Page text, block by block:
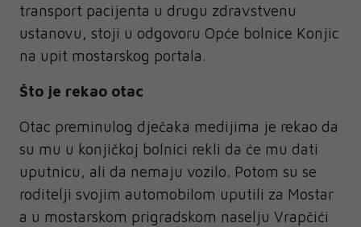
transport pacijenta u drugu zdravstvenu
ustanovu, stoji u odgovoru Opće bolnice Konjic
na upit mostarskog portala.
Što je rekao otac
Otac preminulog dječaka medijima je rekao da
su mu u konjičkoj bolnici rekli da će mu dati
uputnicu, ali da nemaju vozilo. Potom su se
roditelji svojim automobilom uputili za Mostar
a u mostarskom prigradskom naselju Vrapčići